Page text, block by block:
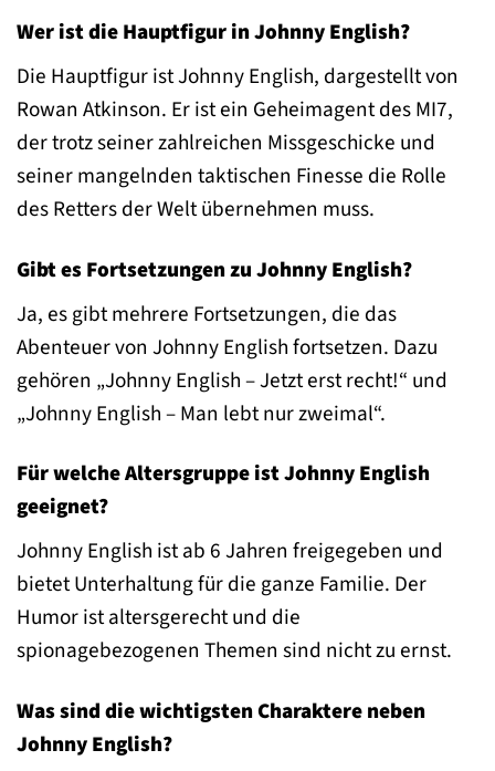
Wer ist die Hauptfigur in Johnny English?
Die Hauptfigur ist Johnny English, dargestellt von
Rowan Atkinson. Er ist ein Geheimagent des MI7,
der trotz seiner zahlreichen Missgeschicke und
seiner mangelnden taktischen Finesse die Rolle
des Retters der Welt übernehmen muss.
Gibt es Fortsetzungen zu Johnny English?
Ja, es gibt mehrere Fortsetzungen, die das
Abenteuer von Johnny English fortsetzen. Dazu
gehören „Johnny English – Jetzt erst recht!“ und
„Johnny English – Man lebt nur zweimal“.
Für welche Altersgruppe ist Johnny English
geeignet?
Johnny English ist ab 6 Jahren freigegeben und
bietet Unterhaltung für die ganze Familie. Der
Humor ist altersgerecht und die
spionagebezogenen Themen sind nicht zu ernst.
Was sind die wichtigsten Charaktere neben
Johnny English?